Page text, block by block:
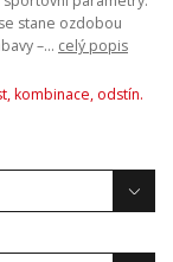
stane ozdobou
–... celý popis
kombinace, odstín.